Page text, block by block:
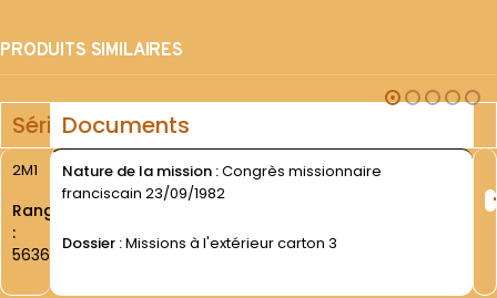
PRODUITS SIMILAIRES
SérieDocuments
2M1
Rang
:
5636
Nature de la mission :Congrès missionnaire
franciscain 23/09/1982
Dossier :Missions à l'extérieur carton 3